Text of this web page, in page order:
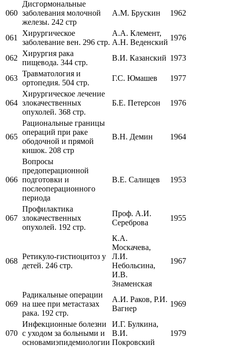
060
Дисгормональные
заболевания молочной
железы. 242 стр
А.М. Брускин 1962
061
Хирургическое
заболевание вен. 296 стр.
А.А. Клемент,
А.Н. Веденский
1976
062
Хирургия рака
пищевода. 344 стр.
В.И. Казанский 1973
063
Травматология и
ортопедия. 504 стр.
Г.С. Юмашев 1977
064
Хирургическое лечение
злокачественных
опухолей. 368 стр.
Б.Е. Петерсон 1976
065
Рациональные границы
операций при раке
ободочной и прямой
кишок. 208 стр
В.Н. Демин 1964
066
Вопросы
предоперационной
подготовки и
послеоперационного
периода
В.Е. Салищев 1953
067
Профилактика
злокачественных
опухолей. 192 стр.
Проф. А.И.
Сереброва
1955
068
Ретикуло-гистиоцитоз у
детей. 246 стр.
К.А.
Москачева,
Л.И.
Небольсина,
И.В.
Знаменская
1967
069
Радикальные операции
на шее при метастазах
рака. 192 стр.
А.И. Раков, Р.И.
Вагнер
1969
070
Инфекционные болезни
с уходом за больными и
основамиэпидемиологии
И.Г. Булкина,
В.И.
Покровский
1979